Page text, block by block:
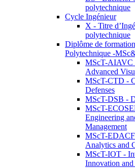
polytechnique
Cycle Ingénieur
X - Titre
polytechnique
Diplôme de
Polytechnique -
MScT-AIAVC
Advanced
MScT-CTD -
Defenses
MScT-DSB -
MScT-
Engineering
Management
MScT-
Analytics and
MScT-IOT -
Innovation